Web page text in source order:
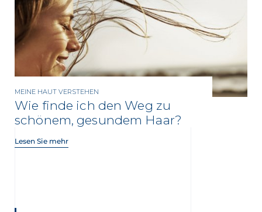
MEINE HAUT VERSTEHEN
Wie finde ich den Weg zu
schönem, gesundem Haar?
Lesen Sie mehr